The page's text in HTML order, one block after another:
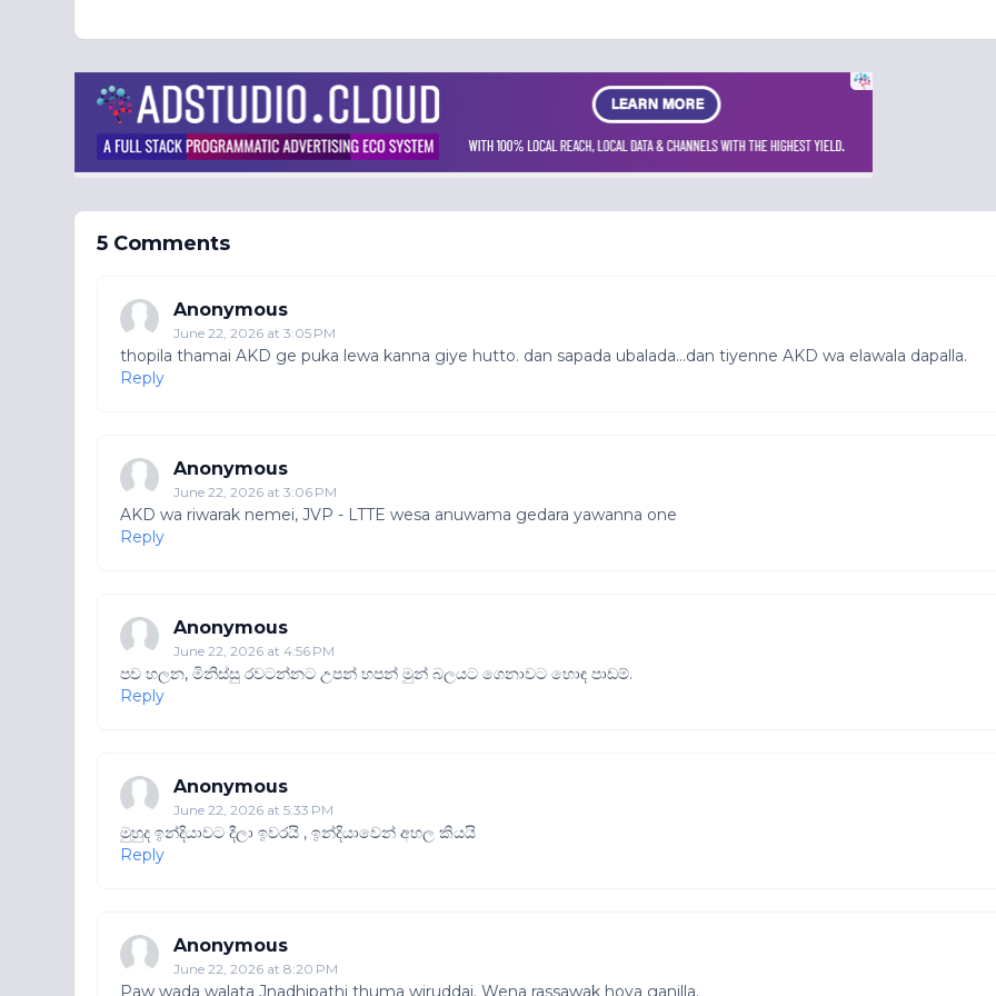
5 Comments
Anonymous
June 22, 2026 at 3:05 PM
thopila thamai AKD ge puka lewa kanna giye hutto. dan sapada ubalada...dan tiyenne AKD wa elawala dapalla.
Reply
Anonymous
June 22, 2026 at 3:06 PM
AKD wa riwarak nemei, JVP - LTTE wesa anuwama gedara yawanna one
Reply
Anonymous
June 22, 2026 at 4:56 PM
පච හලන, මිනිස්සු රවටන්නට උපන් හපන් මුන් බලයට ගෙනාවට හොඳ පාඩම්.
Reply
Anonymous
June 22, 2026 at 5:33 PM
මුහුද ඉන්දියාවට දීලා ඉවරයි , ඉන්දියාවෙන් අහල කියයි
Reply
Anonymous
June 22, 2026 at 8:20 PM
Paw wada walata Jnadhipathi thuma wiruddai. Wena rassawak hoya ganilla.